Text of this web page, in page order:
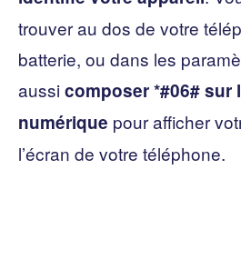
trouver au dos de votre
batterie, ou dans les
aussicomposer *#06# sur
numérique pour afficher
l’écran de votre téléphone.